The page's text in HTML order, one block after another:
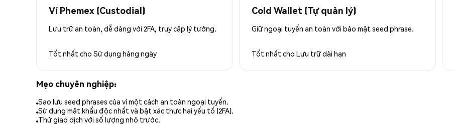
Ví Phemex (Custodial)
Lưu trữ an toàn, dễ dàng với 2FA, truy cập lý tưởng.
Tốt nhất cho Sử dụng hàng ngày
Cold Wallet (Tự quản lý)
Giữ ngoại tuyến an toàn với bảo mật seed phrase.
Tốt nhất cho Lưu trữ dài hạn
Mẹo chuyên nghiệp:
Sao lưu seed phrases của ví một cách an toàn ngoại tuyến.
Sử dụng mật khẩu độc nhất và bật xác thực hai yếu tố (2FA).
Thử giao dịch với số lượng nhỏ trước.